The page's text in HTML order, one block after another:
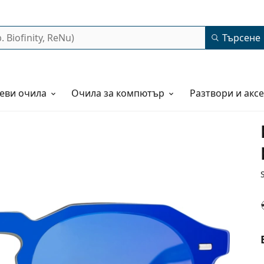
Търсене
очила Очила за компютър Разтвори и